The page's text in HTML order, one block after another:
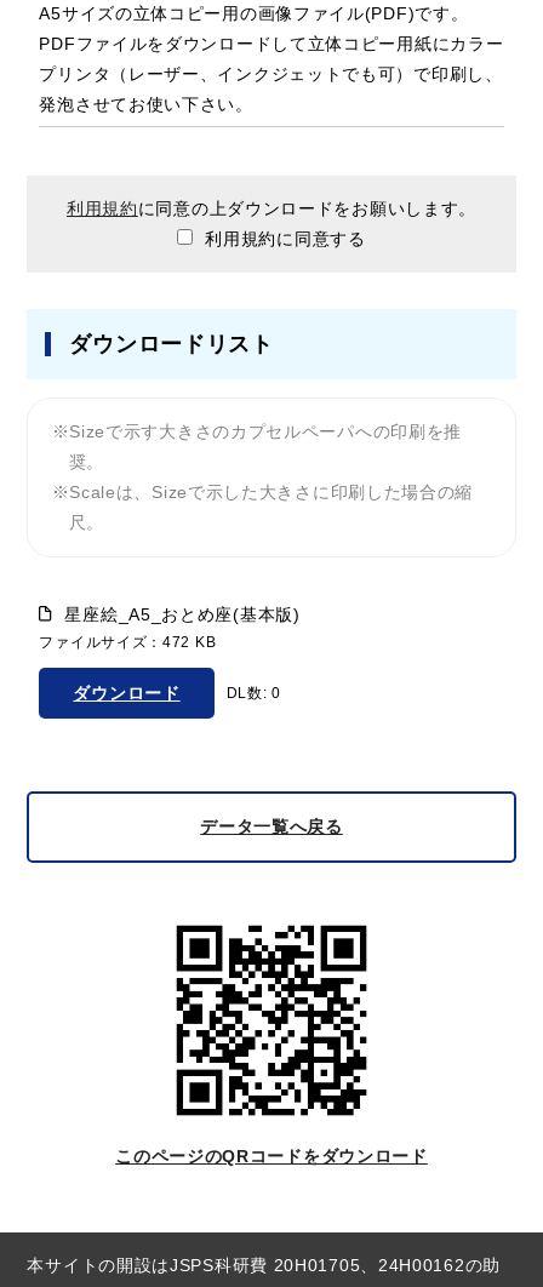
A5サイズの立体コピー用の画像ファイル(PDF)です。
PDFファイルをダウンロードして立体コピー用紙にカラー
プリンタ（レーザー、インクジェットでも可）で印刷し、
発泡させてお使い下さい。
利用規約に同意の上ダウンロードをお願いします。
利用規約に同意する
ダウンロードリスト
Sizeで示す大きさのカプセルペーパへの印刷を推
奨。
Scaleは、Sizeで示した大きさに印刷した場合の縮
尺。
星座絵_A5_おとめ座(基本版)
ファイルサイズ：472 KB
ダウンロード DL数: 0
データ一覧へ戻る
このページのQRコードをダウンロード
本サイトの開設はJSPS科研費 20H01705、24H00162の助